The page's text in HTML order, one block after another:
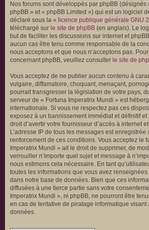
Nos forums sont développés par phpBB (désignés
phpBB » et « phpBB Limited ») qui est un logiciel
déclaré sous la « licence publique générale GNU
téléchargé sur le site de phpBB (en anglais). Le
but de faciliter les discussions sur internet et
aucun cas être tenu comme responsable de la
nous acceptons et que nous n’acceptons pas.
concernant phpBB, veuillez consulter le site de
Vous acceptez de ne publier aucun contenu à
vulgaire, diffamatoire, choquant, menaçant,
pourrait transgresser la législation de votre pays,
serveur de « Fortuna Imperatrix Mundi » est
internationale. Si vous ne respectez pas ces
exposez à un bannissement immédiat et définitif
droit d’avertir votre fournisseur d’accès à internet
L’adresse IP de tous les messages est enregistrée
renforcement de ces conditions. Vous acceptez le
Imperatrix Mundi » ait le droit de supprimer, de
verrouiller n’importe quel sujet et message à
nous estimons cela nécessaire. En tant
toutes les informations que vous avez
dans notre base de données. Bien que ces
diffusées à une tierce partie sans votre
Imperatrix Mundi », ni phpBB, ne pourront être
en cas de tentative de piratage informatique visant
données.